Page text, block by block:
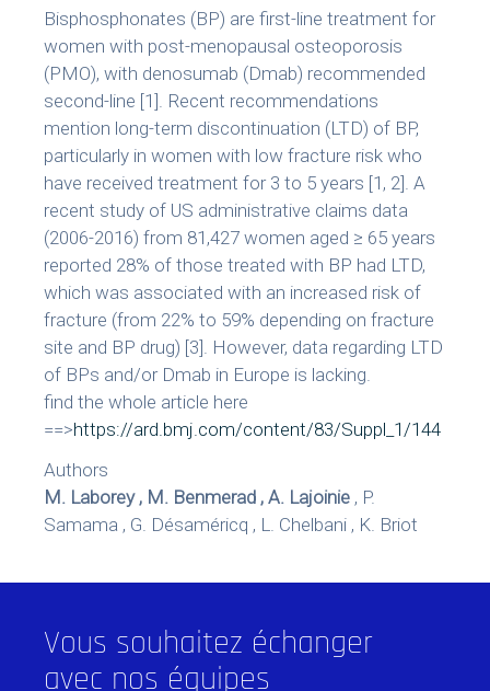
Bisphosphonates (BP) are first-line treatment for
women with post-menopausal osteoporosis
(PMO), with denosumab (Dmab) recommended
second-line [1]. Recent recommendations
mention long-term discontinuation (LTD) of BP,
particularly in women with low fracture risk who
have received treatment for 3 to 5 years [1, 2]. A
recent study of US administrative claims data
(2006-2016) from 81,427 women aged ≥ 65 years
reported 28% of those treated with BP had LTD,
which was associated with an increased risk of
fracture (from 22% to 59% depending on fracture
site and BP drug) [3]. However, data regarding LTD
of BPs and/or Dmab in Europe is lacking.
find the whole article here
==>https://ard.bmj.com/content/83/Suppl_1/144
Authors
M. Laborey , M. Benmerad , A. Lajoinie , P.
Samama , G. Désaméricq , L. Chelbani , K. Briot
Vous souhaitez échanger
avec nos équipes